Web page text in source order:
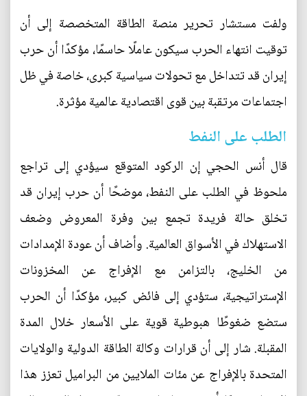
ولفت مستشار تحرير منصة الطاقة المتخصصة إلى أن
توقيت انتهاء الحرب سيكون عاملًا حاسمًا، مؤكدًا أن حرب
إيران قد تتداخل مع تحولات سياسية كبرى، خاصة في ظل
اجتماعات مرتقبة بين قوى اقتصادية عالمية مؤثرة.
الطلب على النفط
قال أنس الحجي إن الركود المتوقع سيؤدي إلى تراجع
ملحوظ في الطلب على النفط، موضحًا أن حرب إيران قد
تخلق حالة فريدة تجمع بين وفرة المعروض وضعف
الاستهلاك في الأسواق العالمية. وأضاف أن عودة الإمدادات
من الخليج، بالتزامن مع الإفراج عن المخزونات
الإستراتيجية، ستؤدي إلى فائض كبير، مؤكدًا أن الحرب
ستضع ضغوطًا هبوطية قوية على الأسعار خلال المدة
المقبلة. شار إلى أن قرارات وكالة الطاقة الدولية والولايات
المتحدة بالإفراج عن مئات الملايين من البراميل تعزز هذا